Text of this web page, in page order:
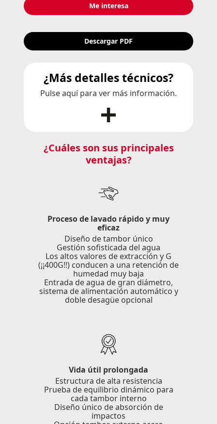
Me interesa
Descargar PDF
¿Más detalles técnicos?
Pulse aquí para ver más información.
¿Cuáles son sus principales
ventajas?
Proceso de lavado rápido y muy
eficaz
Diseño de tambor único
Gestión sofisticada del agua
Los altos valores de extracción y G
(¡¡400G!!) conducen a una retención de
humedad muy baja
Entrada de agua de gran diámetro,
sistema de alimentación automático y
doble desagüe opcional
Vida útil prolongada
Estructura de alta resistencia
Prueba de equilibrio dinámico para
cada tambor interno
Diseño único de absorción de
impactos